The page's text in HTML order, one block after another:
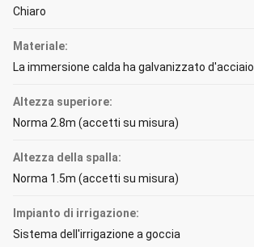
Chiaro
Materiale:
La immersione calda ha galvanizzato d'acciaio
Altezza superiore:
Norma 2.8m (accetti su misura)
Altezza della spalla:
Norma 1.5m (accetti su misura)
Impianto di irrigazione:
Sistema dell'irrigazione a goccia